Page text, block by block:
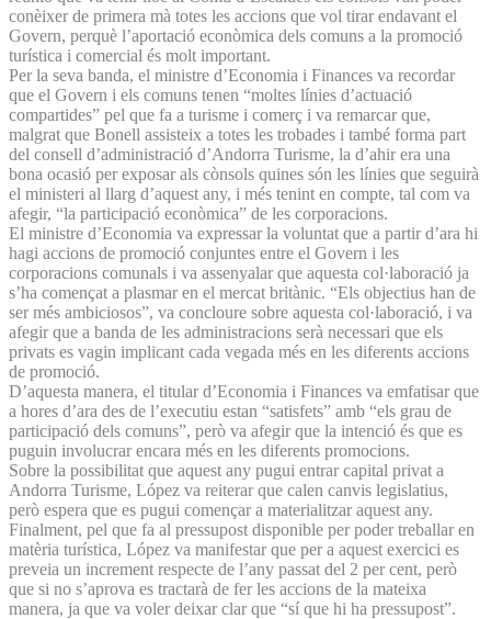
conèixer de primera mà totes les accions que vol tirar endavant el
Govern, perquè l’aportació econòmica dels comuns a la promoció
turística i comercial és molt important.
Per la seva banda, el ministre d’Economia i Finances va recordar
que el Govern i els comuns tenen “moltes línies d’actuació
compartides” pel que fa a turisme i comerç i va remarcar que,
malgrat que Bonell assisteix a totes les trobades i també forma part
del consell d’administració d’Andorra Turisme, la d’ahir era una
bona ocasió per exposar als cònsols quines són les línies que seguirà
el ministeri al llarg d’aquest any, i més tenint en compte, tal com va
afegir, “la participació econòmica” de les corporacions.
El ministre d’Economia va expressar la voluntat que a partir d’ara hi
hagi accions de promoció conjuntes entre el Govern i les
corporacions comunals i va assenyalar que aquesta col·laboració ja
s’ha començat a plasmar en el mercat britànic. “Els objectius han de
ser més ambiciosos”, va concloure sobre aquesta col·laboració, i va
afegir que a banda de les administracions serà necessari que els
privats es vagin implicant cada vegada més en les diferents accions
de promoció.
D’aquesta manera, el titular d’Economia i Finances va emfatisar que
a hores d’ara des de l’executiu estan “satisfets” amb “els grau de
participació dels comuns”, però va afegir que la intenció és que es
puguin involucrar encara més en les diferents promocions.
Sobre la possibilitat que aquest any pugui entrar capital privat a
Andorra Turisme, López va reiterar que calen canvis legislatius,
però espera que es pugui començar a materialitzar aquest any.
Finalment, pel que fa al pressupost disponible per poder treballar en
matèria turística, López va manifestar que per a aquest exercici es
preveia un increment respecte de l’any passat del 2 per cent, però
que si no s’aprova es tractarà de fer les accions de la mateixa
manera, ja que va voler deixar clar que “sí que hi ha pressupost”.